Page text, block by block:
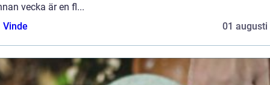
vecka är en fl...
Vinde
01 augusti